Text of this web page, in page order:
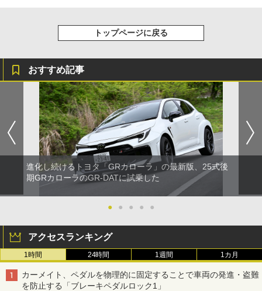
トップページに戻る
おすすめ記事
進化し続けるトヨタ「GRカローラ」の最新版、25式後
期GRカローラのGR-DATに試乗した
● ● ● ● ●
アクセスランキング
1時間 24時間 1週間 1カ月
カーメイト、ペダルを物理的に固定することで車両の発進・盗難
を防止する「ブレーキペダルロック1」